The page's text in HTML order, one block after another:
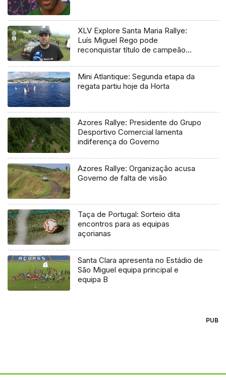
XLV Explore Santa Maria Rallye:
Luís Miguel Rego pode
reconquistar título de campeão
Mini Atlantique: Segunda etapa da
regata partiu hoje da Horta
Azores Rallye: Presidente do Grupo
Desportivo Comercial lamenta
indiferença do Governo
Azores Rallye: Organização acusa
Governo de falta de visão
Taça de Portugal: Sorteio dita
encontros para as equipas
açorianas
Santa Clara apresenta no Estádio de
São Miguel equipa principal e
equipa B
PUB